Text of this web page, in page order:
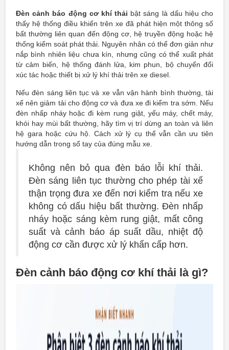
Đèn cảnh báo động cơ khí thải bật sáng là dấu hiệu cho
thấy hệ thống điều khiển trên xe đã phát hiện một thông số
bất thường liên quan đến động cơ, hệ truyền động hoặc hệ
thống kiểm soát phát thải. Nguyên nhân có thể đơn giản như
nắp bình nhiên liệu chưa kín, nhưng cũng có thể xuất phát
từ cảm biến, hệ thống đánh lửa, kim phun, bộ chuyển đổi
xúc tác hoặc thiết bị xử lý khí thải trên xe diesel.
Nếu đèn sáng liên tục và xe vẫn vận hành bình thường, tài
xế nên giảm tải cho động cơ và đưa xe đi kiểm tra sớm. Nếu
đèn nhấp nháy hoặc đi kèm rung giật, yếu máy, chết máy,
khói hay mùi bất thường, hãy tìm vị trí dừng an toàn và liên
hệ gara hoặc cứu hộ. Cách xử lý cụ thể vẫn cần ưu tiên
hướng dẫn trong sổ tay của đúng mẫu xe.
Không nên bỏ qua đèn báo lỗi khí thải.
Đèn sáng liên tục thường cho phép tài xế
thận trọng đưa xe đến nơi kiểm tra nếu xe
không có dấu hiệu bất thường. Đèn nhấp
nháy hoặc sáng kèm rung giật, mất công
suất và cảnh báo áp suất dầu, nhiệt độ
động cơ cần được xử lý khẩn cấp hơn.
Đèn cảnh báo động cơ khí thải là gì?